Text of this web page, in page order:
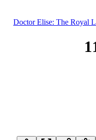
Doctor Elise: The Royal